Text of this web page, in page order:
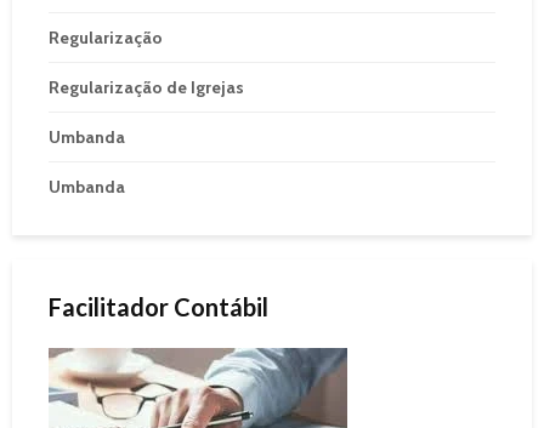
Regularização
Regularização de Igrejas
Umbanda
Umbanda
Facilitador Contábil